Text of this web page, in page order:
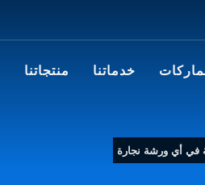
خدماتنا منتجاتنا
في أي ورشة نجارة